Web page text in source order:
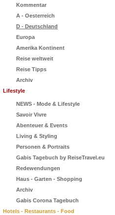
Kommentar
A - Oesterreich
D - Deutschland
Europa
Amerika Kontinent
Reise weltweit
Reise Tipps
Archiv
Lifestyle
NEWS - Mode & Lifestyle
Savoir Vivre
Abenteuer & Events
Living & Styling
Personen & Portraits
Gabis Tagebuch by ReiseTravel.eu
Redewendungen
Haus - Garten - Shopping
Archiv
Gabis Corona Tagebuch
Hotels - Restaurants - Food